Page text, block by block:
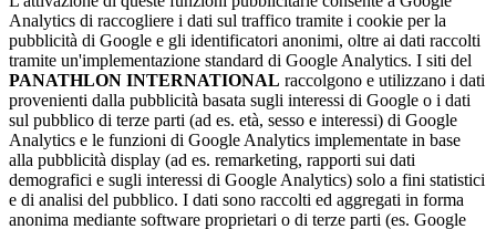
Analytics di raccogliere i dati sul traffico tramite i cookie per la
pubblicità di Google e gli identificatori anonimi, oltre ai dati raccolti
tramite un'implementazione standard di Google Analytics. I siti del
PANATHLON INTERNATIONAL raccolgono e utilizzano i dati
provenienti dalla pubblicità basata sugli interessi di Google o i dati
sul pubblico di terze parti (ad es. età, sesso e interessi) di Google
Analytics e le funzioni di Google Analytics implementate in base
alla pubblicità display (ad es. remarketing, rapporti sui dati
demografici e sugli interessi di Google Analytics) solo a fini statistici
e di analisi del pubblico. I dati sono raccolti ed aggregati in forma
anonima mediante software proprietari o di terze parti (es. Google